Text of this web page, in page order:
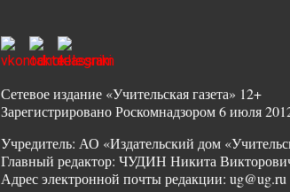
Сетевое издание «Учительская газета» 12+
Зарегистрировано Роскомнадзором 6 июля
Учредитель: АО «Издательский дом
Главный редактор: ЧУДИН Никита
Адрес электронной почты редакции: ug@ug.ru